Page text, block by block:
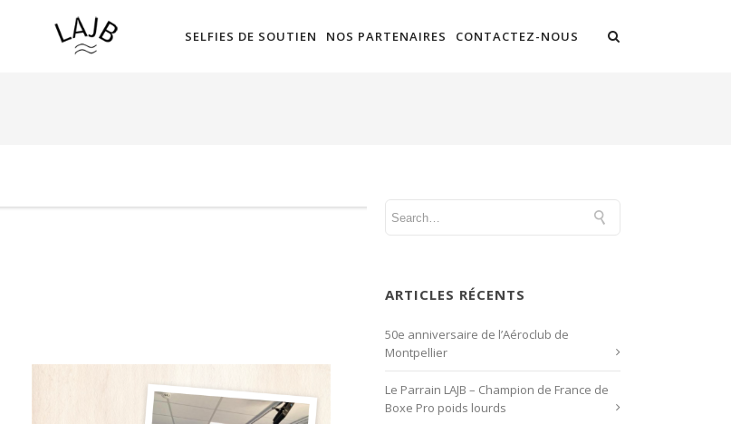
SELFIES DE SOUTIEN NOS PARTENAIRES CONTACTEZ-NOUS
ARTICLES RÉCENTS
50e anniversaire de l’Aéroclub de
Montpellier
Le Parrain LAJB – Champion de France de
Boxe Pro poids lourds